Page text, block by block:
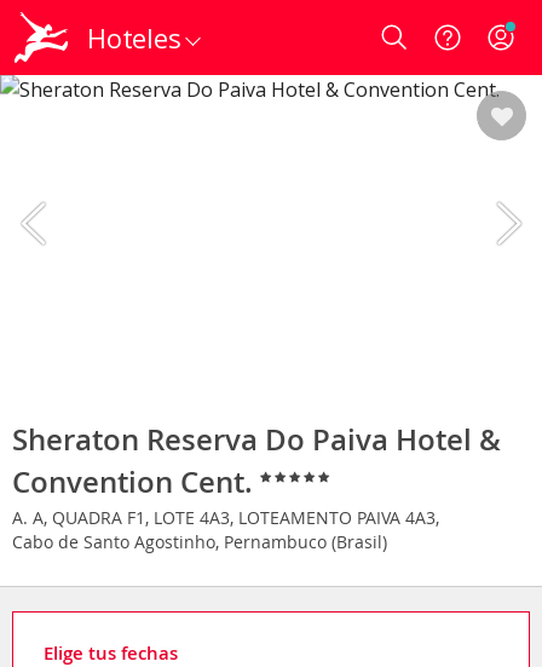
Hoteles Login
Sheraton Reserva Do Paiva Hotel &
Convention Cent.
A. A, QUADRA F1, LOTE 4A3, LOTEAMENTO PAIVA 4A3,
Cabo de Santo Agostinho, Pernambuco (Brasil)
Elige tus fechas